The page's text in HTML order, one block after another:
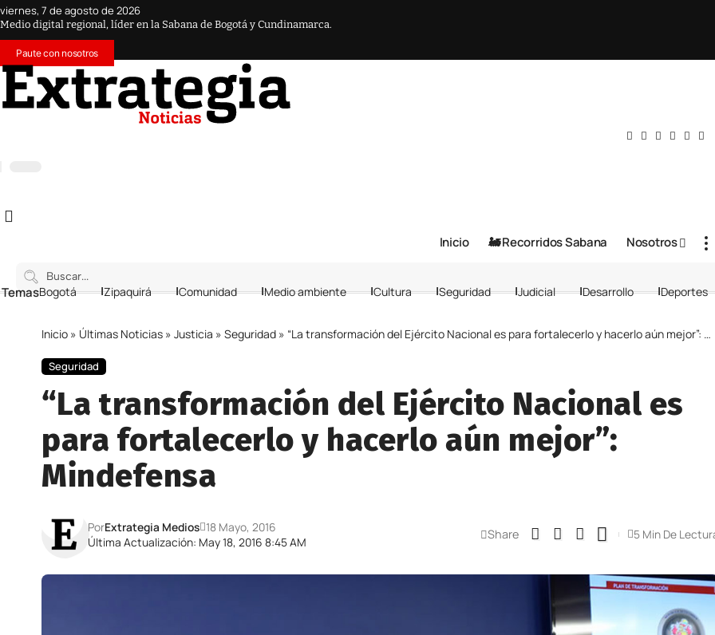
viernes, 7 de agosto de 2026
Medio digital regional, líder en la Sabana de Bogotá y Cundinamarca.
Paute con nosotros
Inicio 🚂 Recorridos Sabana Nosotros
Bogotá Zipaquirá Comunidad Medio ambiente Cultura Seguridad Judicial Desarrollo Deportes
Inicio » Últimas Noticias » Justicia » Seguridad » “La transformación del Ejército Nacional es para fortalecerlo y hacerlo aún mejor”: Mindefensa
Seguridad
“La transformación del Ejército Nacional es
para fortalecerlo y hacerlo aún mejor”:
Mindefensa
Última Actualización: May 18, 2016 8:45 AM
PorExtrategia Medios 18 Mayo, 2016 Share 5 Min De